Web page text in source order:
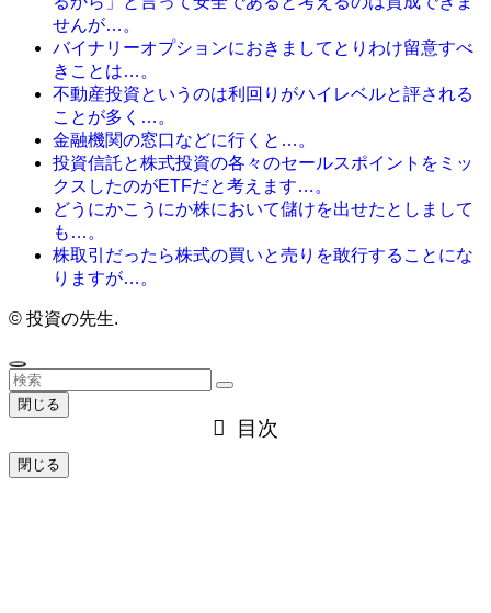
せんが…。
バイナリーオプションにおきましてとりわけ留意すべ
きことは…。
不動産投資というのは利回りがハイレベルと評される
ことが多く…。
金融機関の窓口などに行くと…。
投資信託と株式投資の各々のセールスポイントをミッ
クスしたのがETFだと考えます…。
どうにかこうにか株において儲けを出せたとしまして
も…。
株取引だったら株式の買いと売りを敢行することにな
りますが…。
© 投資の先生.
閉じる
目次
閉じる